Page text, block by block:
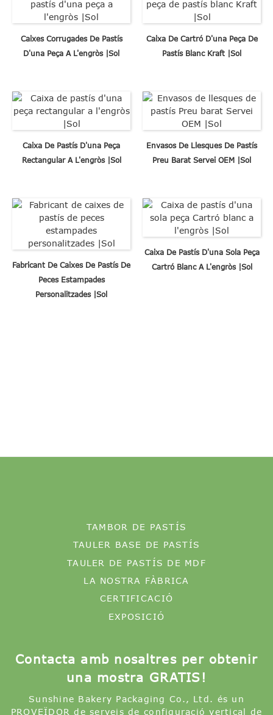
Caixes Corrugades De Pastís
D'una Peça A L'engròs |Sol
Caixa De Cartró D'una Peça De
Pastís Blanc Kraft |Sol
Caixa De Pastís D'una Peça
Rectangular A L'engròs |Sol
Envasos De Llesques De Pastís
Preu Barat Servei OEM |Sol
Fabricant De Caixes De Pastís De
Peces Estampades
Personalitzades |Sol
Caixa De Pastís D'una Sola Peça
Cartró Blanc A L'engròs |Sol
TAMBOR DE PASTÍS
TAULER BASE DE PASTÍS
TAULER DE PASTÍS DE MDF
LA NOSTRA FÀBRICA
CERTIFICACIÓ
EXPOSICIÓ
Contacta amb nosaltres per obtenir
una mostra GRATIS!
Sunshine Bakery Packaging Co., Ltd. és un
PROVEÏDOR de serveis de configuració vertical de